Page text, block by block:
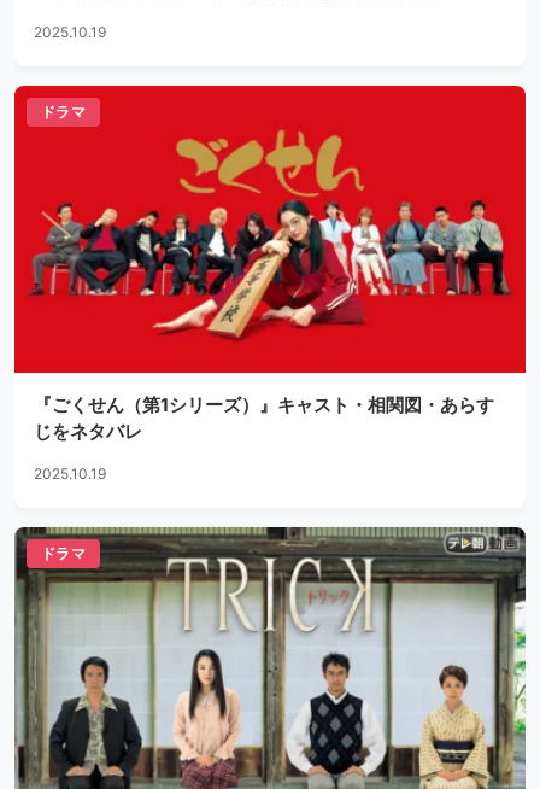
2025.10.19
ドラマ
『ごくせん（第1シリーズ）』キャスト・相関図・あらす
じをネタバレ
2025.10.19
ドラマ